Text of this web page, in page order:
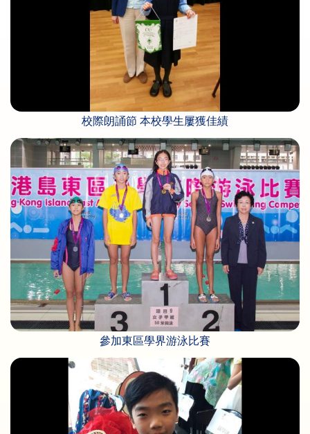
校際朗誦節 本校學生屢獲佳績
參加東區學界游泳比賽